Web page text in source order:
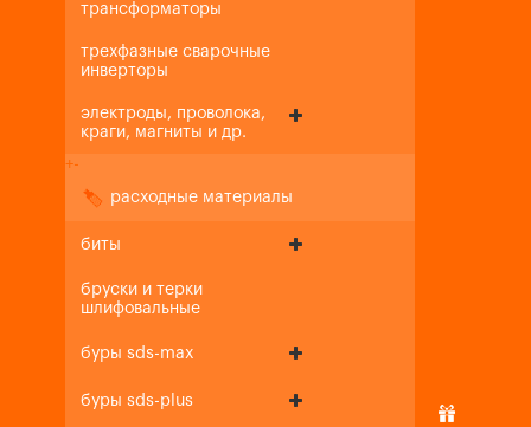
трансформаторы
трехфазные сварочные
инверторы
электроды, проволока,
краги, магниты и др.
+-
расходные материалы
биты
бруски и терки
шлифовальные
буры sds-max
буры sds-plus